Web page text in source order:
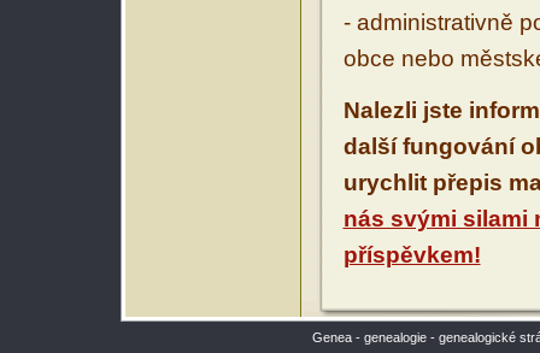
- administrativně
obce nebo
Nalezli jste
další fungování
urychlit přepis
nás svými silami
příspěvkem!
Genea - genealogie - genealogické